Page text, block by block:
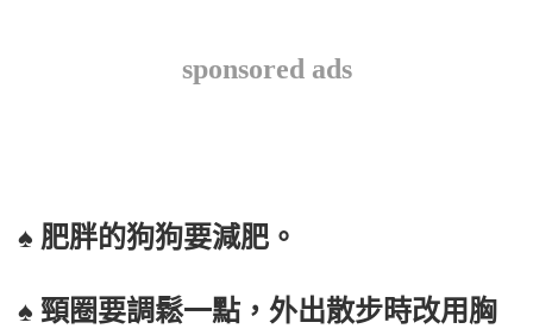
sponsored ads
♠ 肥胖的狗狗要減肥。
♠ 頸圈要調鬆一點，外出散步時改用胸